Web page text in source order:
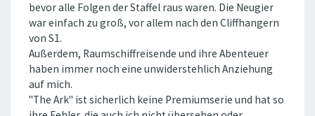
bevor alle Folgen der Staffel raus waren. Die Neugier
war einfach zu groß, vor allem nach den Cliffhangern
von S1.
Außerdem, Raumschiffreisende und ihre Abenteuer
haben immer noch eine unwiderstehlich Anziehung
auf mich.
''The Ark'' ist sicherlich keine Premiumserie und hat so